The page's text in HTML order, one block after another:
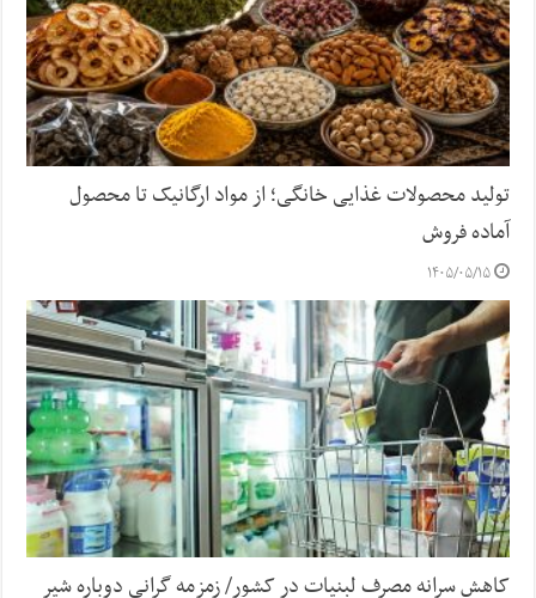
تولید محصولات غذایی خانگی؛ از مواد ارگانیک تا محصول
آماده فروش
۱۴۰۵/۰۵/۱۵
کاهش سرانه مصرف لبنیات در کشور/ زمزمه گرانی دوباره شیر